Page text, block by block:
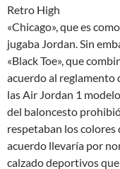
Retro High
«Chicago», que es
jugaba Jordan. Sin
«Black Toe», que
acuerdo al reglamento
las Air Jordan 1
del baloncesto
respetaban los colores
acuerdo llevaría por
calzado deportivos